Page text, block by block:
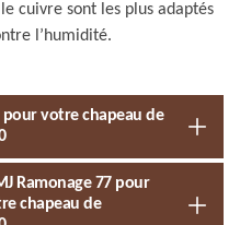
cuivre sont les plus adaptés
l’humidité.
pour votre chapeau de
Ramonage 77 pour
chapeau de